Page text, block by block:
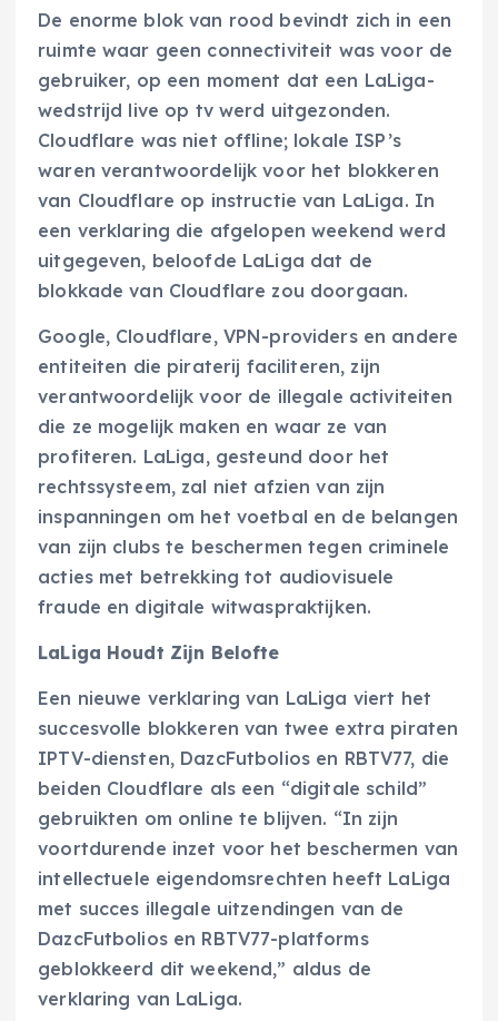
De enorme blok van rood bevindt zich in een
ruimte waar geen connectiviteit was voor de
gebruiker, op een moment dat een LaLiga-
wedstrijd live op tv werd uitgezonden.
Cloudflare was niet offline; lokale ISP’s
waren verantwoordelijk voor het blokkeren
van Cloudflare op instructie van LaLiga. In
een verklaring die afgelopen weekend werd
uitgegeven, beloofde LaLiga dat de
blokkade van Cloudflare zou doorgaan.
Google, Cloudflare, VPN-providers en andere
entiteiten die piraterij faciliteren, zijn
verantwoordelijk voor de illegale activiteiten
die ze mogelijk maken en waar ze van
profiteren. LaLiga, gesteund door het
rechtssysteem, zal niet afzien van zijn
inspanningen om het voetbal en de belangen
van zijn clubs te beschermen tegen criminele
acties met betrekking tot audiovisuele
fraude en digitale witwaspraktijken.
LaLiga Houdt Zijn Belofte
Een nieuwe verklaring van LaLiga viert het
succesvolle blokkeren van twee extra piraten
IPTV-diensten, DazcFutbolios en RBTV77, die
beiden Cloudflare als een “digitale schild”
gebruikten om online te blijven. “In zijn
voortdurende inzet voor het beschermen van
intellectuele eigendomsrechten heeft LaLiga
met succes illegale uitzendingen van de
DazcFutbolios en RBTV77-platforms
geblokkeerd dit weekend,” aldus de
verklaring van LaLiga.